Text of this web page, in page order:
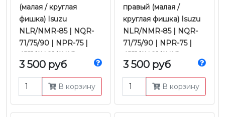
(малая / круглая
фишка) Isuzu
NLR/NMR-85 | NQR-
71/75/90 | NPR-75 |
4JJ1/4HG1/4HK1
Е-2/3/4/5 | Ootoko
3 500 руб
В корзину
правый (малая /
круглая фишка) Isuzu
NLR/NMR-85 | NQR-
71/75/90 | NPR-75 |
4JJ1/4HG1/4HK1
Е-2/3/4/5 | Ootoko
3 500 руб
В корзину